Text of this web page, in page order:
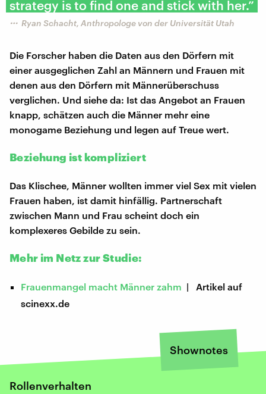
strategy is to find one and stick with her.”
Ryan Schacht, Anthropologe von der Universität Utah
Die Forscher haben die Daten aus den Dörfern mit
einer ausgeglichen Zahl an Männern und Frauen mit
denen aus den Dörfern mit Männerüberschuss
verglichen. Und siehe da: Ist das Angebot an Frauen
knapp, schätzen auch die Männer mehr eine
monogame Beziehung und legen auf Treue wert.
Beziehung ist kompliziert
Das Klischee, Männer wollten immer viel Sex mit vielen
Frauen haben, ist damit hinfällig. Partnerschaft
zwischen Mann und Frau scheint doch ein
komplexeres Gebilde zu sein.
Mehr im Netz zur Studie:
Frauenmangel macht Männer zahm | Artikel auf
scinexx.de
Shownotes
Rollenverhalten